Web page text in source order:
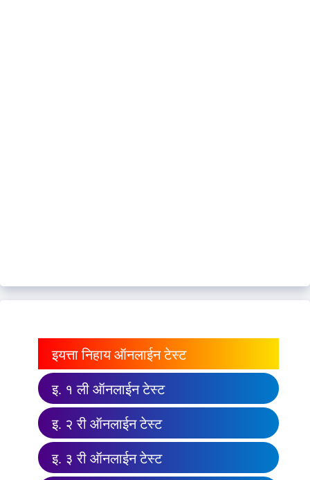
इयत्ता निहाय ऑनलाईन टेस्ट
इ. १ ली ऑनलाईन टेस्ट
इ. २ री ऑनलाईन टेस्ट
इ. ३ री ऑनलाईन टेस्ट